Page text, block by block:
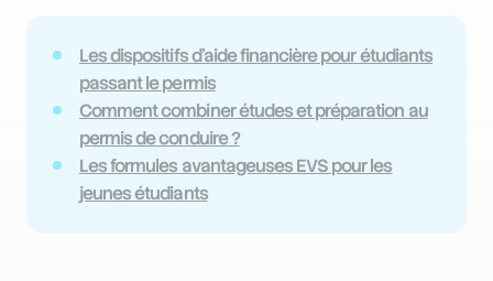
Les dispositifs d’aide financière pour étudiants
passant le permis
Comment combiner études et préparation au
permis de conduire ?
Les formules avantageuses EVS pour les
jeunes étudiants